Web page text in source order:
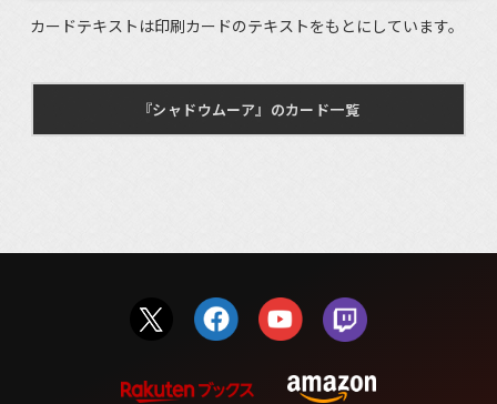
カードテキストは印刷カードのテキストをもとにしています。
『シャドウムーア』のカード一覧